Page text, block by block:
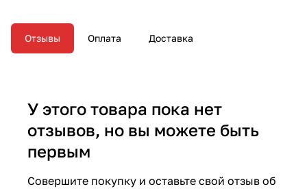
Отзывы Оплата Доставка
У этого товара пока нет
отзывов, но вы можете быть
первым
Совершите покупку и оставьте свой отзыв об